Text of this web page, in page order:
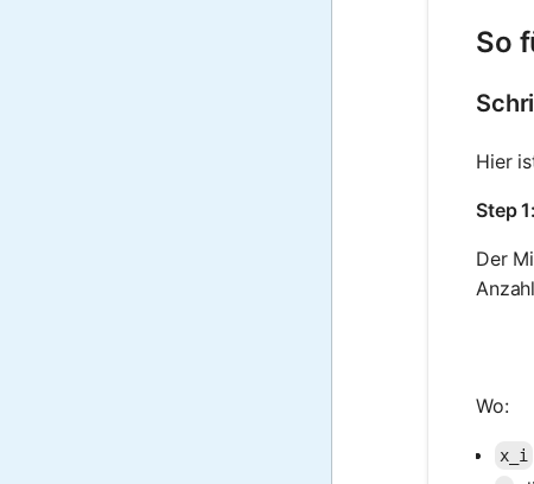
So
Hier
Step
Der
Wo:
x_i